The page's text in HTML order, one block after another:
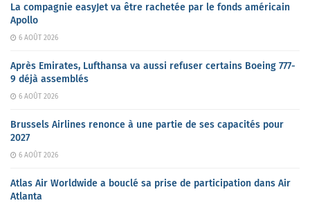
La compagnie easyJet va être rachetée par le fonds américain
Apollo
6 AOÛT 2026
Après Emirates, Lufthansa va aussi refuser certains Boeing 777-
9 déjà assemblés
6 AOÛT 2026
Brussels Airlines renonce à une partie de ses capacités pour
2027
6 AOÛT 2026
Atlas Air Worldwide a bouclé sa prise de participation dans Air
Atlanta